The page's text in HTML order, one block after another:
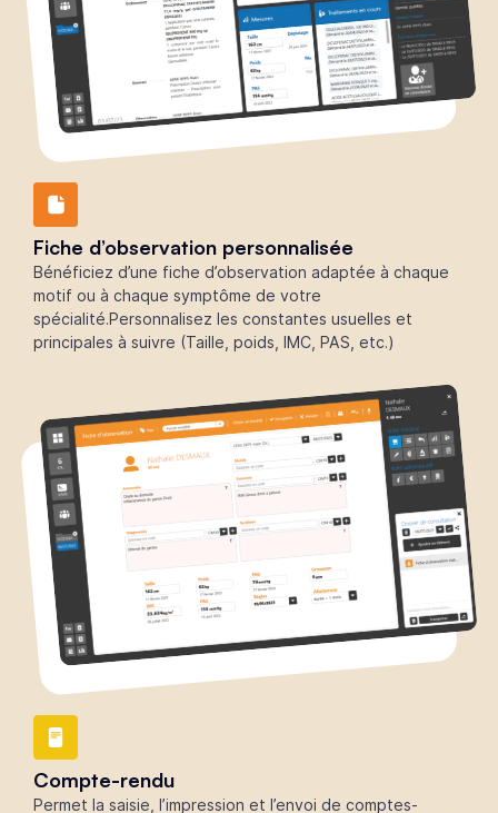
Fiche d’observation personnalisée
Bénéficiez d’une fiche d’observation adaptée à chaque
motif ou à chaque symptôme de votre
spécialité.Personnalisez les constantes usuelles et
principales à suivre (Taille, poids, IMC, PAS, etc.)
Compte-rendu
Permet la saisie, l’impression et l’envoi de comptes-